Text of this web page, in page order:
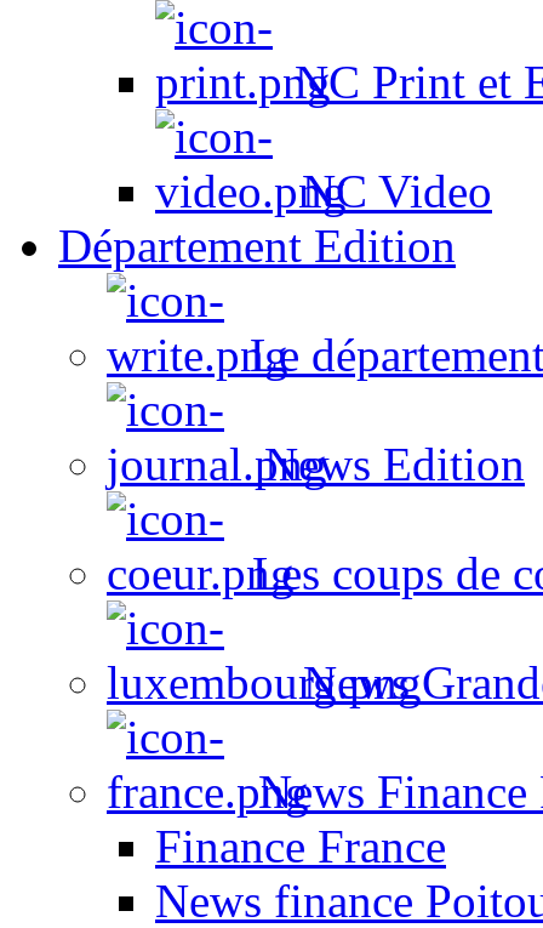
NC Print et
NC Video
Département Edition
Le
News Edition
Les coups de
News
News Finance
Finance France
News finance